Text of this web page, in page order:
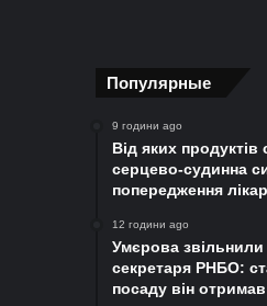
Популярные
9 години ago
Від яких продуктів
серцево-судинна
попередження
12 години ago
Умєрова звільнили
секретаря РНБО:
посаду він отримав